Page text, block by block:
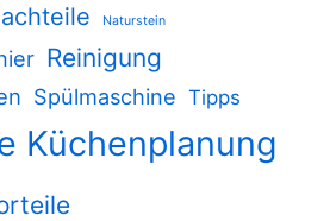
Naturstein
Reinigung
Spülmaschine Tipps
Küchenplanung